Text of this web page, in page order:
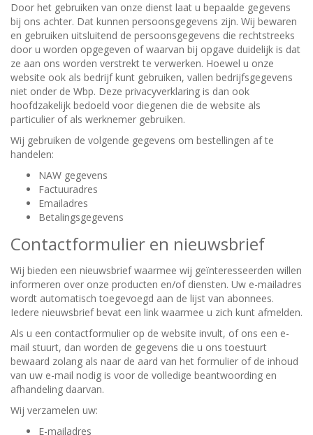
Door het gebruiken van onze dienst laat u bepaalde gegevens
bij ons achter. Dat kunnen persoonsgegevens zijn. Wij bewaren
en gebruiken uitsluitend de persoonsgegevens die rechtstreeks
door u worden opgegeven of waarvan bij opgave duidelijk is dat
ze aan ons worden verstrekt te verwerken. Hoewel u onze
website ook als bedrijf kunt gebruiken, vallen bedrijfsgegevens
niet onder de Wbp. Deze privacyverklaring is dan ook
hoofdzakelijk bedoeld voor diegenen die de website als
particulier of als werknemer gebruiken.
Wij gebruiken de volgende gegevens om bestellingen af te
handelen:
NAW gegevens
Factuuradres
Emailadres
Betalingsgegevens
Contactformulier en nieuwsbrief
Wij bieden een nieuwsbrief waarmee wij geïnteresseerden willen
informeren over onze producten en/of diensten. Uw e-mailadres
wordt automatisch toegevoegd aan de lijst van abonnees.
Iedere nieuwsbrief bevat een link waarmee u zich kunt afmelden.
Als u een contactformulier op de website invult, of ons een e-
mail stuurt, dan worden de gegevens die u ons toestuurt
bewaard zolang als naar de aard van het formulier of de inhoud
van uw e-mail nodig is voor de volledige beantwoording en
afhandeling daarvan.
Wij verzamelen uw:
E-mailadres